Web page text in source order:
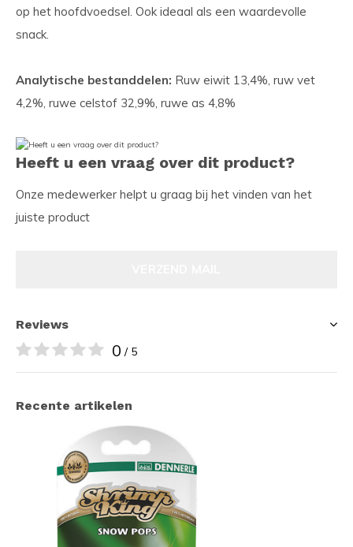
op het hoofdvoedsel. Ook ideaal als een waardevolle
snack.
Analytische bestanddelen: Ruw eiwit 13,4%, ruw vet
4,2%, ruwe celstof 32,9%, ruwe as 4,8%
Heeft u een vraag over dit product?
Onze medewerker helpt u graag bij het vinden van het
juiste product
Reviews
0 / 5
Recente artikelen